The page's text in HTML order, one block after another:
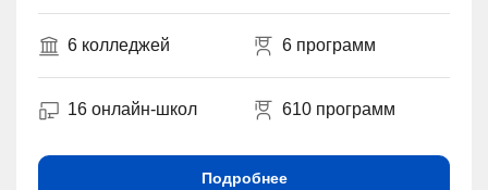
6 колледжей 6 программ
16 онлайн-школ 610 программ
Подробнее